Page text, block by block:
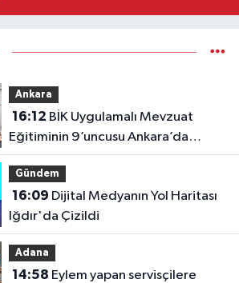
Ankara
16:12
Eğitiminin 9’uncusu Ankara’da
yapıldı
Gündem
16:09
Iğdır'da Çizildi
Adana
14:58